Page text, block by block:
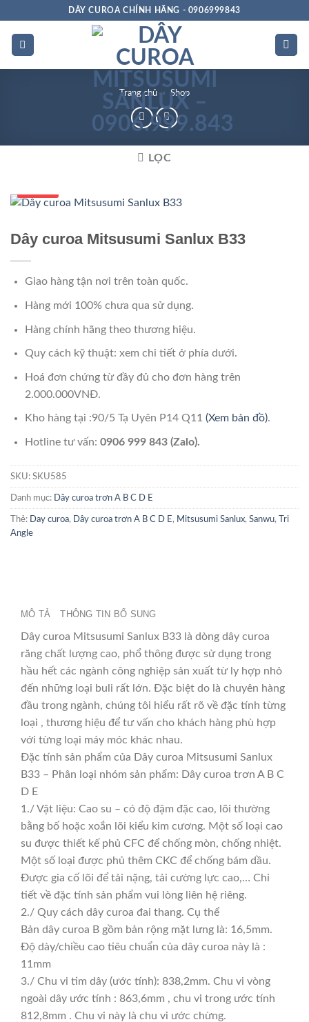
dung
DÂY CUROA CHÍNH HÃNG - 0906999843
Trang chủ » Shop
LỌC
Dây curoa Mitsusumi Sanlux B33
Giao hàng tận nơi trên toàn quốc.
Hàng mới 100% chưa qua sử dụng.
Hàng chính hãng theo thương hiệu.
Quy cách kỹ thuật: xem chi tiết ở phía dưới.
Hoá đơn chứng từ đầy đủ cho đơn hàng trên
2.000.000VNĐ.
Kho hàng tại :90/5 Tạ Uyên P14 Q11 (Xem bản đồ).
Hotline tư vấn: 0906 999 843 (Zalo).
SKU: SKU585
Danh mục: Dây curoa trơn A B C D E
Thẻ: Day curoa, Dây curoa trơn A B C D E , Mitsusumi Sanlux, Sanwu,
Tri
Angle
MÔ TẢ THÔNG TIN BỔ SUNG
Dây curoa Mitsusumi Sanlux B33 là dòng dây curoa
răng chất lượng cao, phổ thông được sử dụng trong
hầu hết các ngành công nghiệp sản xuất từ ly hợp nhỏ
đến những loại buli rất lớn. Đặc biệt do là chuyên hàng
đầu trong ngành, chúng tôi hiểu rất rõ về đặc tính từng
loại , thương hiệu để tư vấn cho khách hàng phù hợp
với từng loại máy móc khác nhau.
Đặc tính sản phẩm của Dây curoa Mitsusumi Sanlux
B33 – Phân loại nhóm sản phẩm: Dây curoa trơn A B C
D E
1./ Vật liệu: Cao su – có độ đậm đặc cao, lõi thường
bằng bố hoặc xoắn lõi kiểu kim cương. Một số loại cao
su được thiết kế phủ CFC để chống mòn, chống nhiệt.
Một số loại được phủ thêm CKC để chống bám dầu.
Được gia cố lõi để tải nặng, tải cường lực cao,… Chi
tiết về đặc tính sản phẩm vui lòng liên hệ riêng.
2./ Quy cách dây curoa đai thang. Cụ thể
Bản dây curoa B gồm bản rộng mặt lưng là: 16,5mm.
Độ dày/chiều cao tiêu chuẩn của dây curoa này là :
11mm
3./ Chu vi tim dây (ước tính): 838,2mm. Chu vi vòng
ngoài dây ước tính : 863,6mm , chu vi trong ước tính
812,8mm . Chu vi này là chu vi ước chừng.